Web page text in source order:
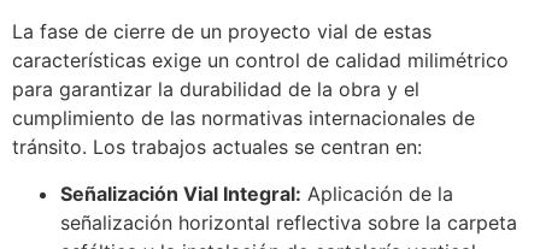
La fase de cierre de un proyecto vial de estas
características exige un control de calidad milimétrico
para garantizar la durabilidad de la obra y el
cumplimiento de las normativas internacionales de
tránsito. Los trabajos actuales se centran en:
Señalización Vial Integral: Aplicación de la
señalización horizontal reflectiva sobre la carpeta